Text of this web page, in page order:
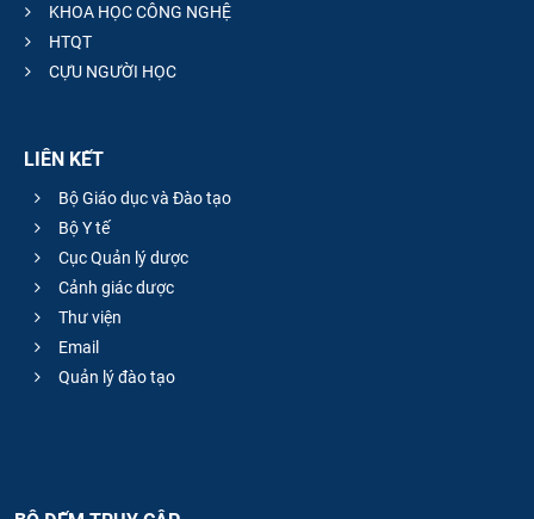
KHOA HỌC CÔNG NGHỆ
HTQT
CỰU NGƯỜI HỌC
LIÊN KẾT
Bộ Giáo dục và Đào tạo
Bộ Y tế
Cục Quản lý dược
Cảnh giác dược
Thư viện
Email
Quản lý đào tạo